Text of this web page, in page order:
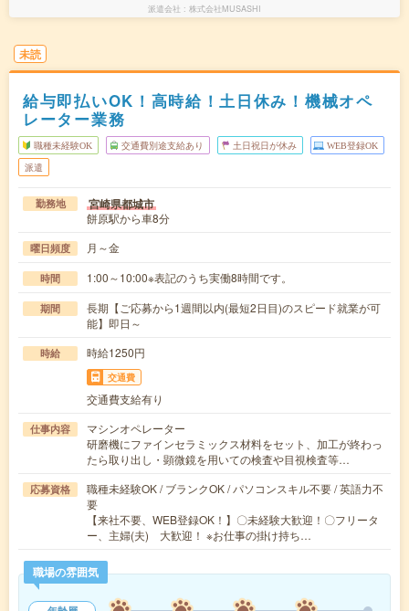
派遣会社 株式会社MUSASHI
未読
給与即払いOK！高時給！土日休み！機械オペ
レーター業務
職種未経験OK 交通費別途支給あり 土日祝日が休み WEB登録OK
派遣
勤務地 宮崎県都城市
餅原駅から車8分
曜日頻度 月～金
時間 1:00～10:00※表記のうち実働8時間です。
期間
長期【ご応募から1週間以内(最短2日目)のスピード就業が可
能】即日～
時給 時給1250円
交通費
交通費支給有り
仕事内容
マシンオペレーター
研磨機にファインセラミックス材料をセット、加工が終わっ
たら取り出し・顕微鏡を用いての検査や目視検査等…
応募資格
職種未経験OK / ブランクOK / パソコンスキル不要 / 英語力不
要
【来社不要、WEB登録OK！】〇未経験大歓迎！〇フリータ
ー、主婦(夫) 大歓迎！ ※お仕事の掛け持ち…
職場の雰囲気